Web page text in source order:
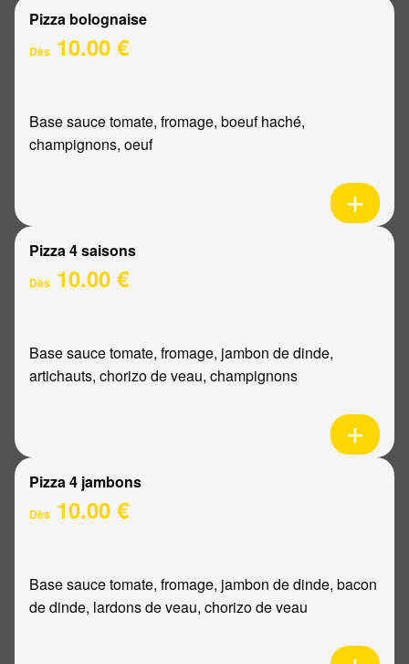
Pizza bolognaise
Dès 10.00 €
Base sauce tomate, fromage, boeuf haché,
champignons, oeuf
Pizza 4 saisons
Dès 10.00 €
Base sauce tomate, fromage, jambon de dinde,
artichauts, chorizo de veau, champignons
Pizza 4 jambons
Dès 10.00 €
Base sauce tomate, fromage, jambon de dinde, bacon
de dinde, lardons de veau, chorizo de veau